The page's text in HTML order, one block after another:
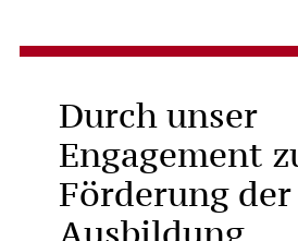
Durch unser
Engagement
Förderung der